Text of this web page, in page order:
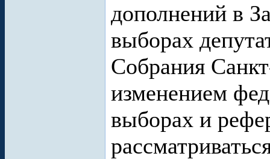
дополнений в
выборах
Собрания
изменением
выборах и